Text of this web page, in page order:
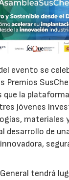
evento se
Premios
que la
jóvenes
materiales
desarrollo de
tendrá